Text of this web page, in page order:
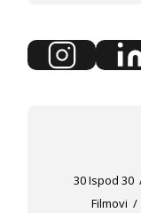
30 Ispod 30
Filmovi